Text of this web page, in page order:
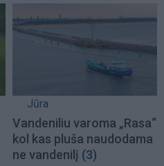
Jūra
Vandeniliu varoma „Rasa“
kol kas pluša naudodama
ne vandenilį (3)